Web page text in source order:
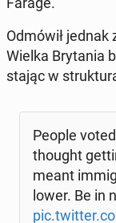
Odmówił
Wielka Bry­ta­nia
sta­jąc w
People
thought
meant
lower. Be in